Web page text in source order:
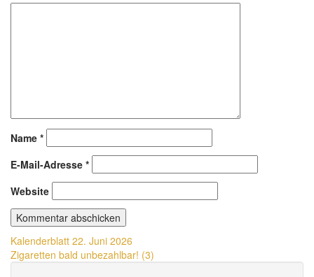
Name *
E-Mail-Adresse *
Website
Beitragsnavigation
Kalenderblatt 22. Juni 2026
Zigaretten bald unbezahlbar! (3)